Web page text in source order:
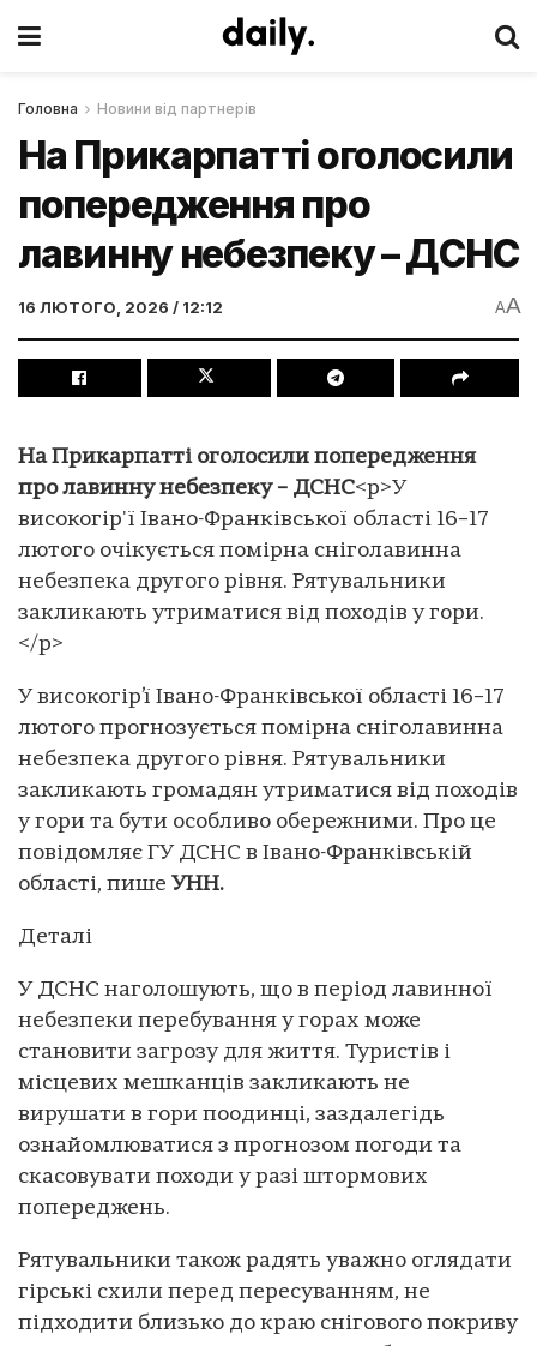
Головна Новини від партнерів
На Прикарпатті оголосили
попередження про
лавинну небезпеку – ДСНС
16 ЛЮТОГО, 2026 / 12:12 AA
На Прикарпатті оголосили попередження
про лавинну небезпеку – ДСНС<p>У
високогір'ї Івано-Франківської області 16–17
лютого очікується помірна сніголавинна
небезпека другого рівня. Рятувальники
закликають утриматися від походів у гори.
</p>
У високогір’ї Івано-Франківської області 16–17
лютого прогнозується помірна сніголавинна
небезпека другого рівня. Рятувальники
закликають громадян утриматися від походів
у гори та бути особливо обережними. Про це
повідомляє ГУ ДСНС в Івано-Франківській
області, пише УНН.
Деталі
У ДСНС наголошують, що в період лавинної
небезпеки перебування у горах може
становити загрозу для життя. Туристів і
місцевих мешканців закликають не
вирушати в гори поодинці, заздалегідь
ознайомлюватися з прогнозом погоди та
скасовувати походи у разі штормових
попереджень.
Рятувальники також радять уважно оглядати
гірські схили перед пересуванням, не
підходити близько до краю снігового покриву